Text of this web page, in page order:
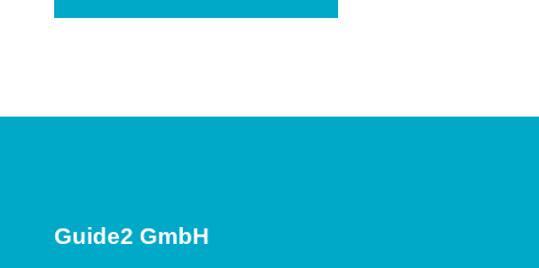
Guide2 GmbH